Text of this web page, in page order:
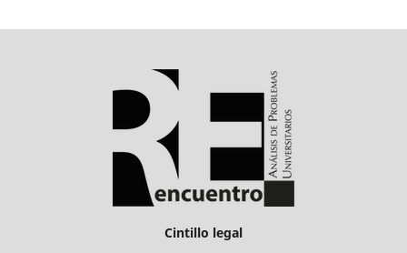
Cintillo legal